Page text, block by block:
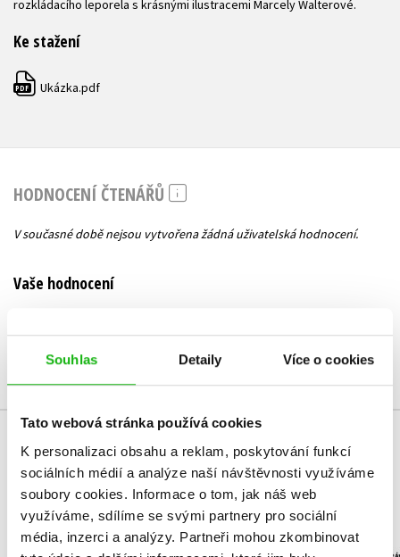
Souhlas Detaily Více o cookies
Tato webová stránka používá cookies
K personalizaci obsahu a reklam, poskytování funkcí
sociálních médií a analýze naší návštěvnosti využíváme
soubory cookies. Informace o tom, jak náš web
využíváme, sdílíme se svými partnery pro sociální
média, inzerci a analýzy. Partneři mohou zkombinovat
rozkládacího leporela s krásnými ilustracemi Marcely Walterové.
Ke stažení
PDF Ukázka.pdf
HODNOCENÍ ČTENÁŘŮ
V současné době nejsou vytvořena žádná uživatelská hodnocení.
Vaše hodnocení
Přihlásit
MOHLO BY VÁS TAKÉ ZAJÍMAT
NARNIE – komplet